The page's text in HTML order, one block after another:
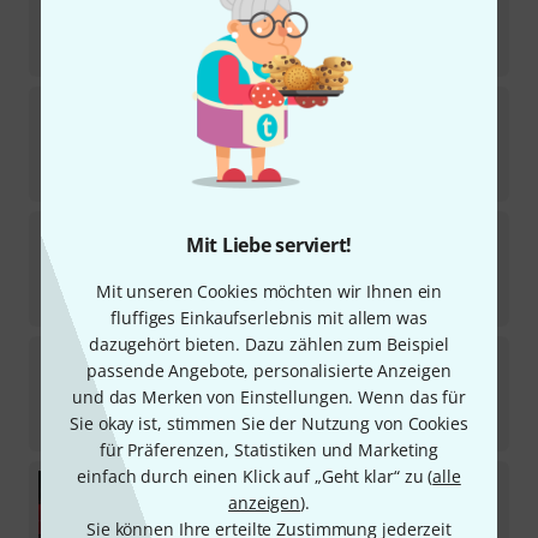
Mit Liebe serviert!
Mit unseren Cookies möchten wir Ihnen ein
fluffiges Einkaufserlebnis mit allem was
dazugehört bieten. Dazu zählen zum Beispiel
passende Angebote, personalisierte Anzeigen
und das Merken von Einstellungen. Wenn das für
Sie okay ist, stimmen Sie der Nutzung von Cookies
für Präferenzen, Statistiken und Marketing
einfach durch einen Klick auf „Geht klar“ zu (alle
anzeigen).
Sie können Ihre erteilte Zustimmung jederzeit
Sofort lieferbar
La BellaLTF-4A-S Bass LowTension Flats
Sofort lieferbar
17
77€
La BellaLTF-5A Bass LowTension Flats L
23
In 5–7 Wochen lieferbar
75€
La Bella 760FS-XL Deep Talkin Bass
Sofort lieferbar